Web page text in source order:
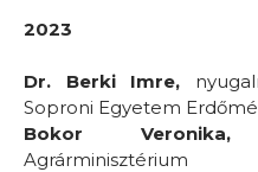
2023
Dr. Berki Imre,
Soproni Egyetem
Bokor
Agrárminisztérium